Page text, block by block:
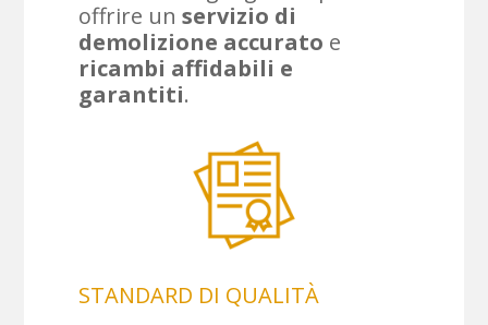
offrire unservizio di
demolizione accurato e
ricambi affidabili e
garantiti.
STANDARD DI QUALITÀ